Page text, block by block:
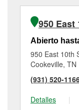
950 East
Abierto
950 East 10th
Cookeville, TN
(931) 520-
Detalles
|